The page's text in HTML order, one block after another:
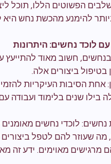
הפשוטים הללו, תוכל
להימנע מהכשת נחש היא
לוכד נחשים: היתרונות
חשוב מאוד להתייעץ
בטיפול ביצורים אלה.
אחת הסיבות העיקריות
בילו שנים בלימוד
לוכדי נחשים
מה שעוזר להם לטפל
מרגישים מאוימים. ידע